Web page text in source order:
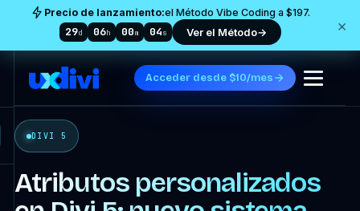
Precio de lanzamiento:el Método Vibe Coding a $197.
29d 06h 00m 02s Ver el Método→ ×
Acceder desde $10/mes
DIVI 5
Atributos personalizados